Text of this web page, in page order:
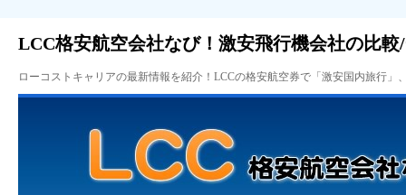
LCC格安航空会社なび！激安飛行機会社の比較
ローコストキャリアの最新情報を紹介！LCCの格安航空券で「激安国内旅行